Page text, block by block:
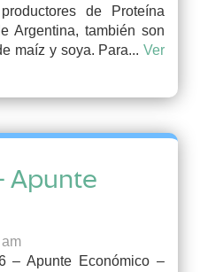
de Proteína
Argentina, también son
maíz y soya. Para... Ver
Apunte
– Apunte Económico –